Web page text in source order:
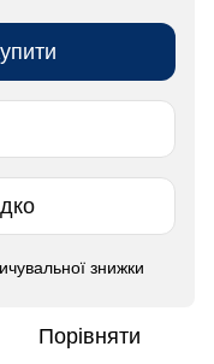
знижки
Порівняти